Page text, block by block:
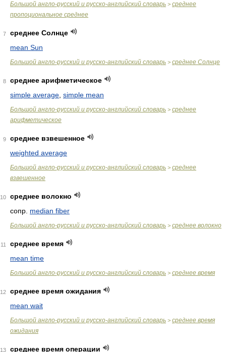
Большой англо-русский и русско-английский словарь > среднее
пропоциональное среднее
7
среднее Солнце
mean Sun
Большой англо-русский и русско-английский словарь > среднее Солнце
8
среднее арифметическое
simple average simple mean
Большой англо-русский и русско-английский словарь > среднее
арифметическое
9
среднее взвешенное
weighted average
Большой англо-русский и русско-английский словарь > среднее
взвешенное
10
среднее волокно
сопр. median fiber
Большой англо-русский и русско-английский словарь > среднее волокно
11
среднее время
mean time
Большой англо-русский и русско-английский словарь > среднее время
12
среднее время ожидания
mean wait
Большой англо-русский и русско-английский словарь > среднее время
ожидания
13 среднее время операции